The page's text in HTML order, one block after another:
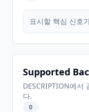
표시할 핵심 신호
Supported
DESCRIPTION에
다.
0